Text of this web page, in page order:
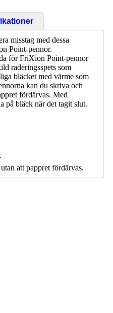
misstag med dessa
Point-pennor.
för FriXion Point-pennor
raderingsspets som
bläcket med värme som
kan du skriva och
fördärvas. Med
på bläck när det tagit slut.
att pappret fördärvas.